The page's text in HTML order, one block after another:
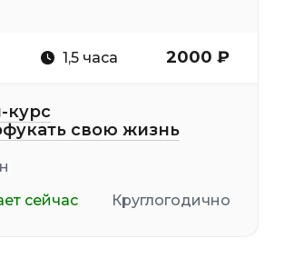
1,5 часа 2000 ₽
курс
свою жизнь
сейчас
Круглогодично